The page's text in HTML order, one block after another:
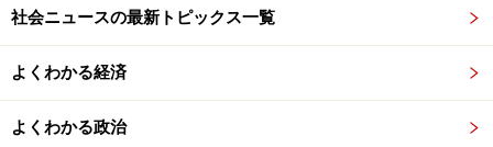
ポストは共産党員であることが不文律となっています。
そのため全人代は、共産党で決定したことをそのまま承
認する、いわば「ハンコをおすだけ」の存在、「ラバー
スタンプ」だと揶揄されてきました。
社会ニュースの最新トピックス一覧
よくわかる経済
よくわかる政治